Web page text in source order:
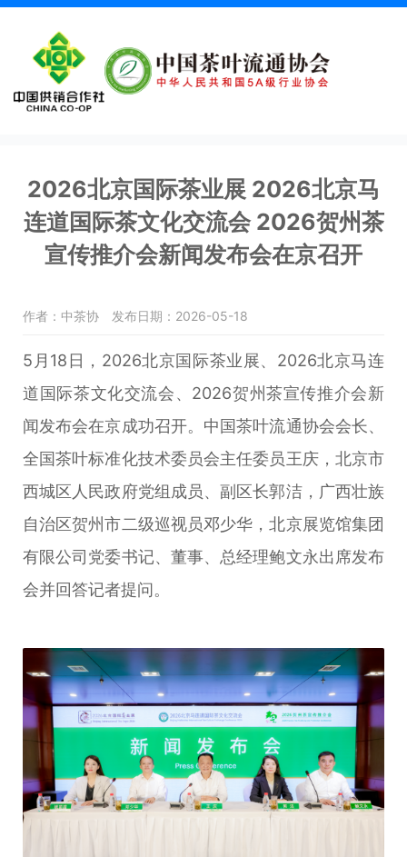
2026北京国际茶业展 2026北京马
连道国际茶文化交流会 2026贺州茶
宣传推介会新闻发布会在京召开
作者：中茶协 发布日期：2026-05-18
5月18日，2026北京国际茶业展、2026北京马连
道国际茶文化交流会、2026贺州茶宣传推介会新
闻发布会在京成功召开。中国茶叶流通协会会长、
全国茶叶标准化技术委员会主任委员王庆，北京市
西城区人民政府党组成员、副区长郭洁，广西壮族
自治区贺州市二级巡视员邓少华，北京展览馆集团
有限公司党委书记、董事、总经理鲍文永出席发布
会并回答记者提问。